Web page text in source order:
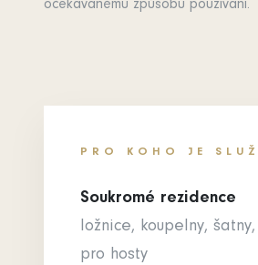
očekávanému způsobu používání.
PRO KOHO JE
Soukromé rezidence
ložnice, koupelny,
pro hosty